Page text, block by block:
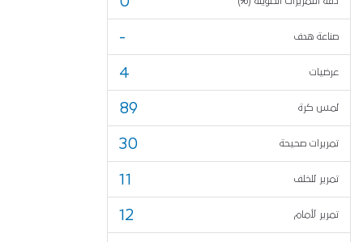
صناعة هدف -
عرضيات 4
لمس كرة 89
تمريرات صحيحة 30
تمرير للخلف 11
تمرير لأمام 12